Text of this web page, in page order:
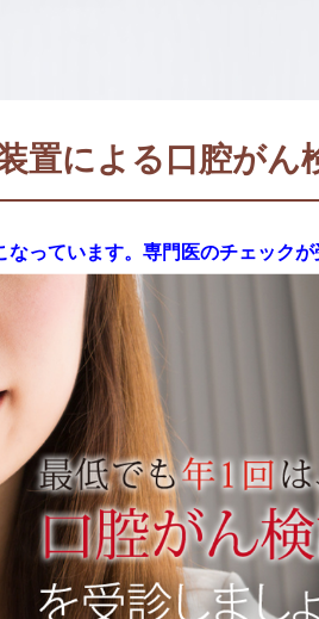
置による口腔がん
っています。専門医のチェックが